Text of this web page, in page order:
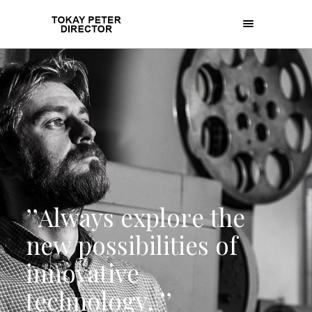
’’Alwaysexplorethe
newpossibilities of
innovative
technology.’’